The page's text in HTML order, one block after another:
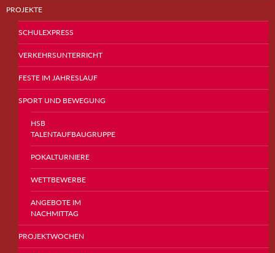
PROJEKTE
SCHULEXPRESS
VERKEHRSUNTERRICHT
FESTE IM JAHRESLAUF
SPORT UND BEWEGUNG
HSB
TALENTAUFBAUGRUPPE
POKALTURNIERE
WETTBEWERBE
ANGEBOTE IM
NACHMITTAG
PROJEKTWOCHEN